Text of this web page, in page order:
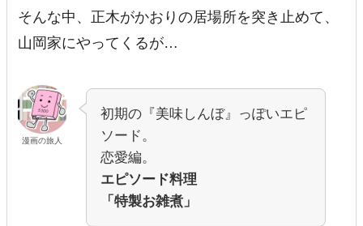
そんな中、正木がかおりの居場所を突き止めて、
山岡家にやってくるが…
漫画の旅人
初期の『美味しんぼ』っぽいエピ
ソード。
恋愛編。
エピソード料理
「特製お雑煮」